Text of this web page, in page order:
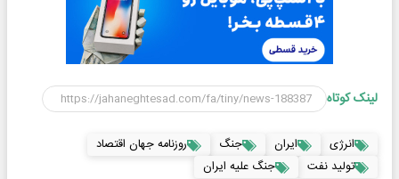
لینک کوتاه
انرژی ایران جنگ
روزنامه جهان اقتصاد
تولید نفت
جنگ علیه ایران